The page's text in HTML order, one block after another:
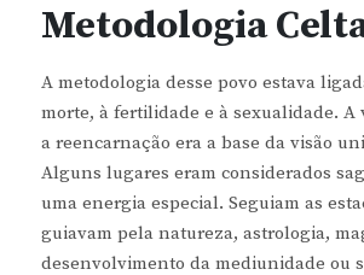
Metodologia
A metodologia desse povo estava
morte, à fertilidade e à sexualidade. A
a reencarnação era a base da visão
Alguns lugares eram considerados
uma energia especial. Seguiam as
guiavam pela natureza, astrologia,
desenvolvimento da mediunidade ou